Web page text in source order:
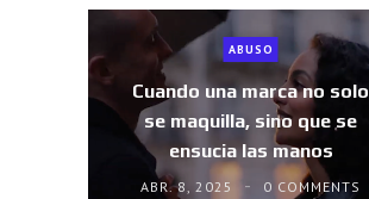
ABUSO
Cuando una marca no solo
se maquilla, sino que se
ensucia las manos
ABR. 8, 2025 0 COMMENTS